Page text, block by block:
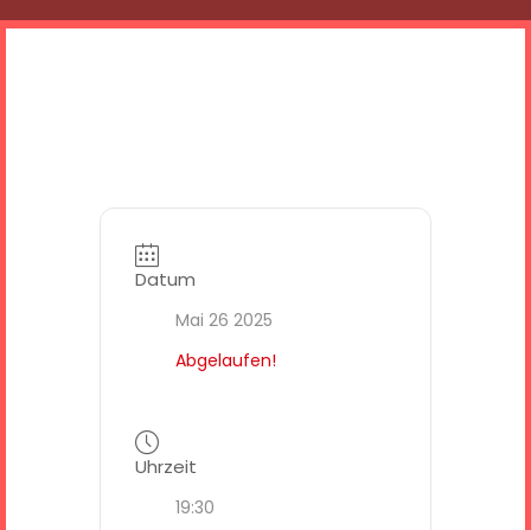
Datum
Mai 26 2025
Abgelaufen!
Uhrzeit
19:30